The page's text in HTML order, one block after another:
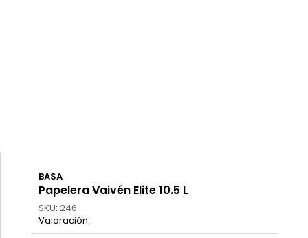
BASA
Papelera Vaivén Elite 10.5 L
SKU: 246